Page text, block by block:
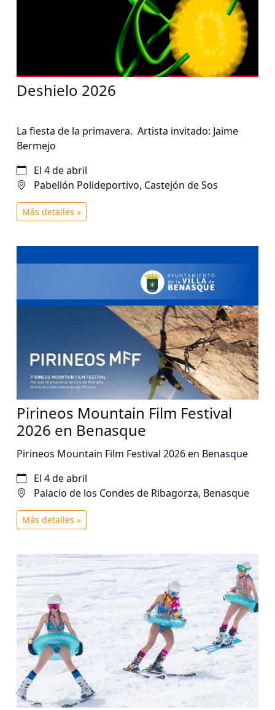
Deshielo 2026
La fiesta de la primavera. Artista invitado: Jaime
Bermejo
El 4 de abril
Pabellón Polideportivo, Castejón de Sos
Más detalles »
Pirineos Mountain Film Festival
2026 en Benasque
Pirineos Mountain Film Festival 2026 en Benasque
El 4 de abril
Palacio de los Condes de Ribagorza, Benasque
Más detalles »